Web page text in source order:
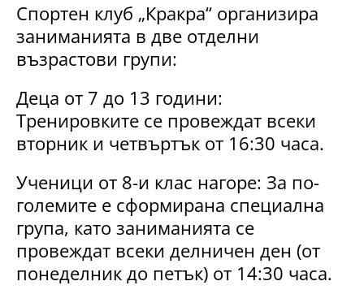
Спортен клуб „Кракра“ организира
заниманията в две отделни
възрастови групи:
Деца от 7 до 13 години:
Тренировките се провеждат всеки
вторник и четвъртък от 16:30 часа.
Ученици от 8-и клас нагоре: За по-
големите е сформирана специална
група, като заниманията се
провеждат всеки делничен ден (от
понеделник до петък) от 14:30 часа.